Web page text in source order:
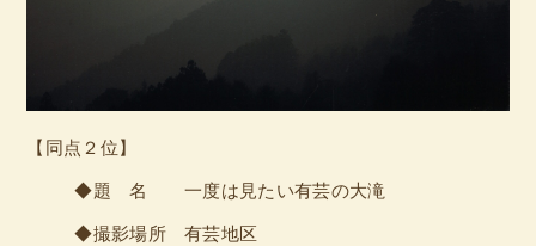
【同点２位】
◆題 名 一度は見たい有芸の大滝
◆撮影場所 有芸地区